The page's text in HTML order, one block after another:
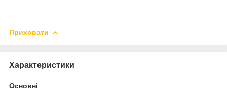
Приховати
Характеристики
Основні